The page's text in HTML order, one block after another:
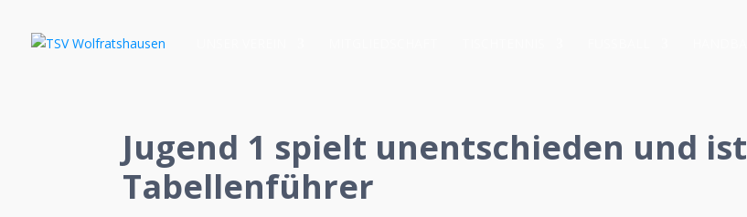
Jugend 1 spielt unentschieden und ist
Tabellenführer